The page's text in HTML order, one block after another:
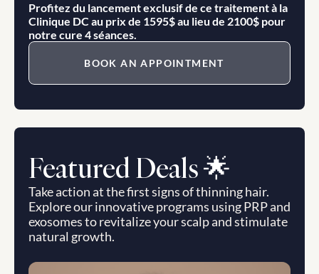
Profitez du lancement exclusif de ce traitement à la
Clinique DC au prix de 1595$ au lieu de 2100$ pour
notre cure 4 séances.
BOOK AN APPOINTMENT
Featured Deals 🌟
Take action at the first signs of thinning hair.
Explore our innovative programs using PRP and
exosomes to revitalize your scalp and stimulate
natural growth.